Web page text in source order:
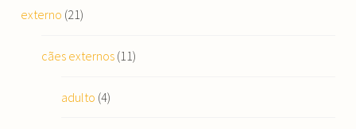
externo (21)
cães externos(11)
adulto (4)